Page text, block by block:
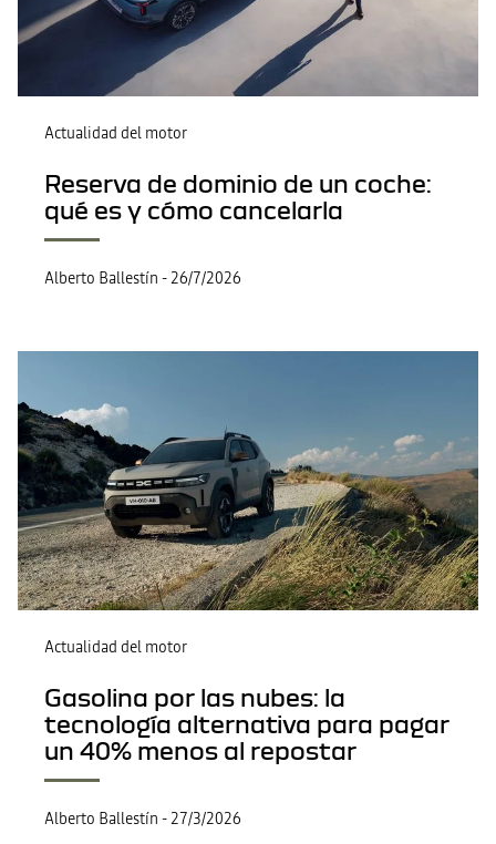
Actualidad del motor
Reserva de dominio de un coche:
qué es y cómo cancelarla
Alberto Ballestín -26/7/2026
Actualidad del motor
Gasolina por las nubes: la
tecnología alternativa para pagar
un 40% menos al repostar
Alberto Ballestín -27/3/2026